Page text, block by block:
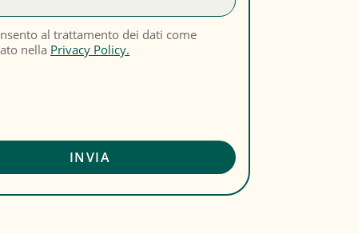
al trattamento dei dati come
nella Privacy Policy.